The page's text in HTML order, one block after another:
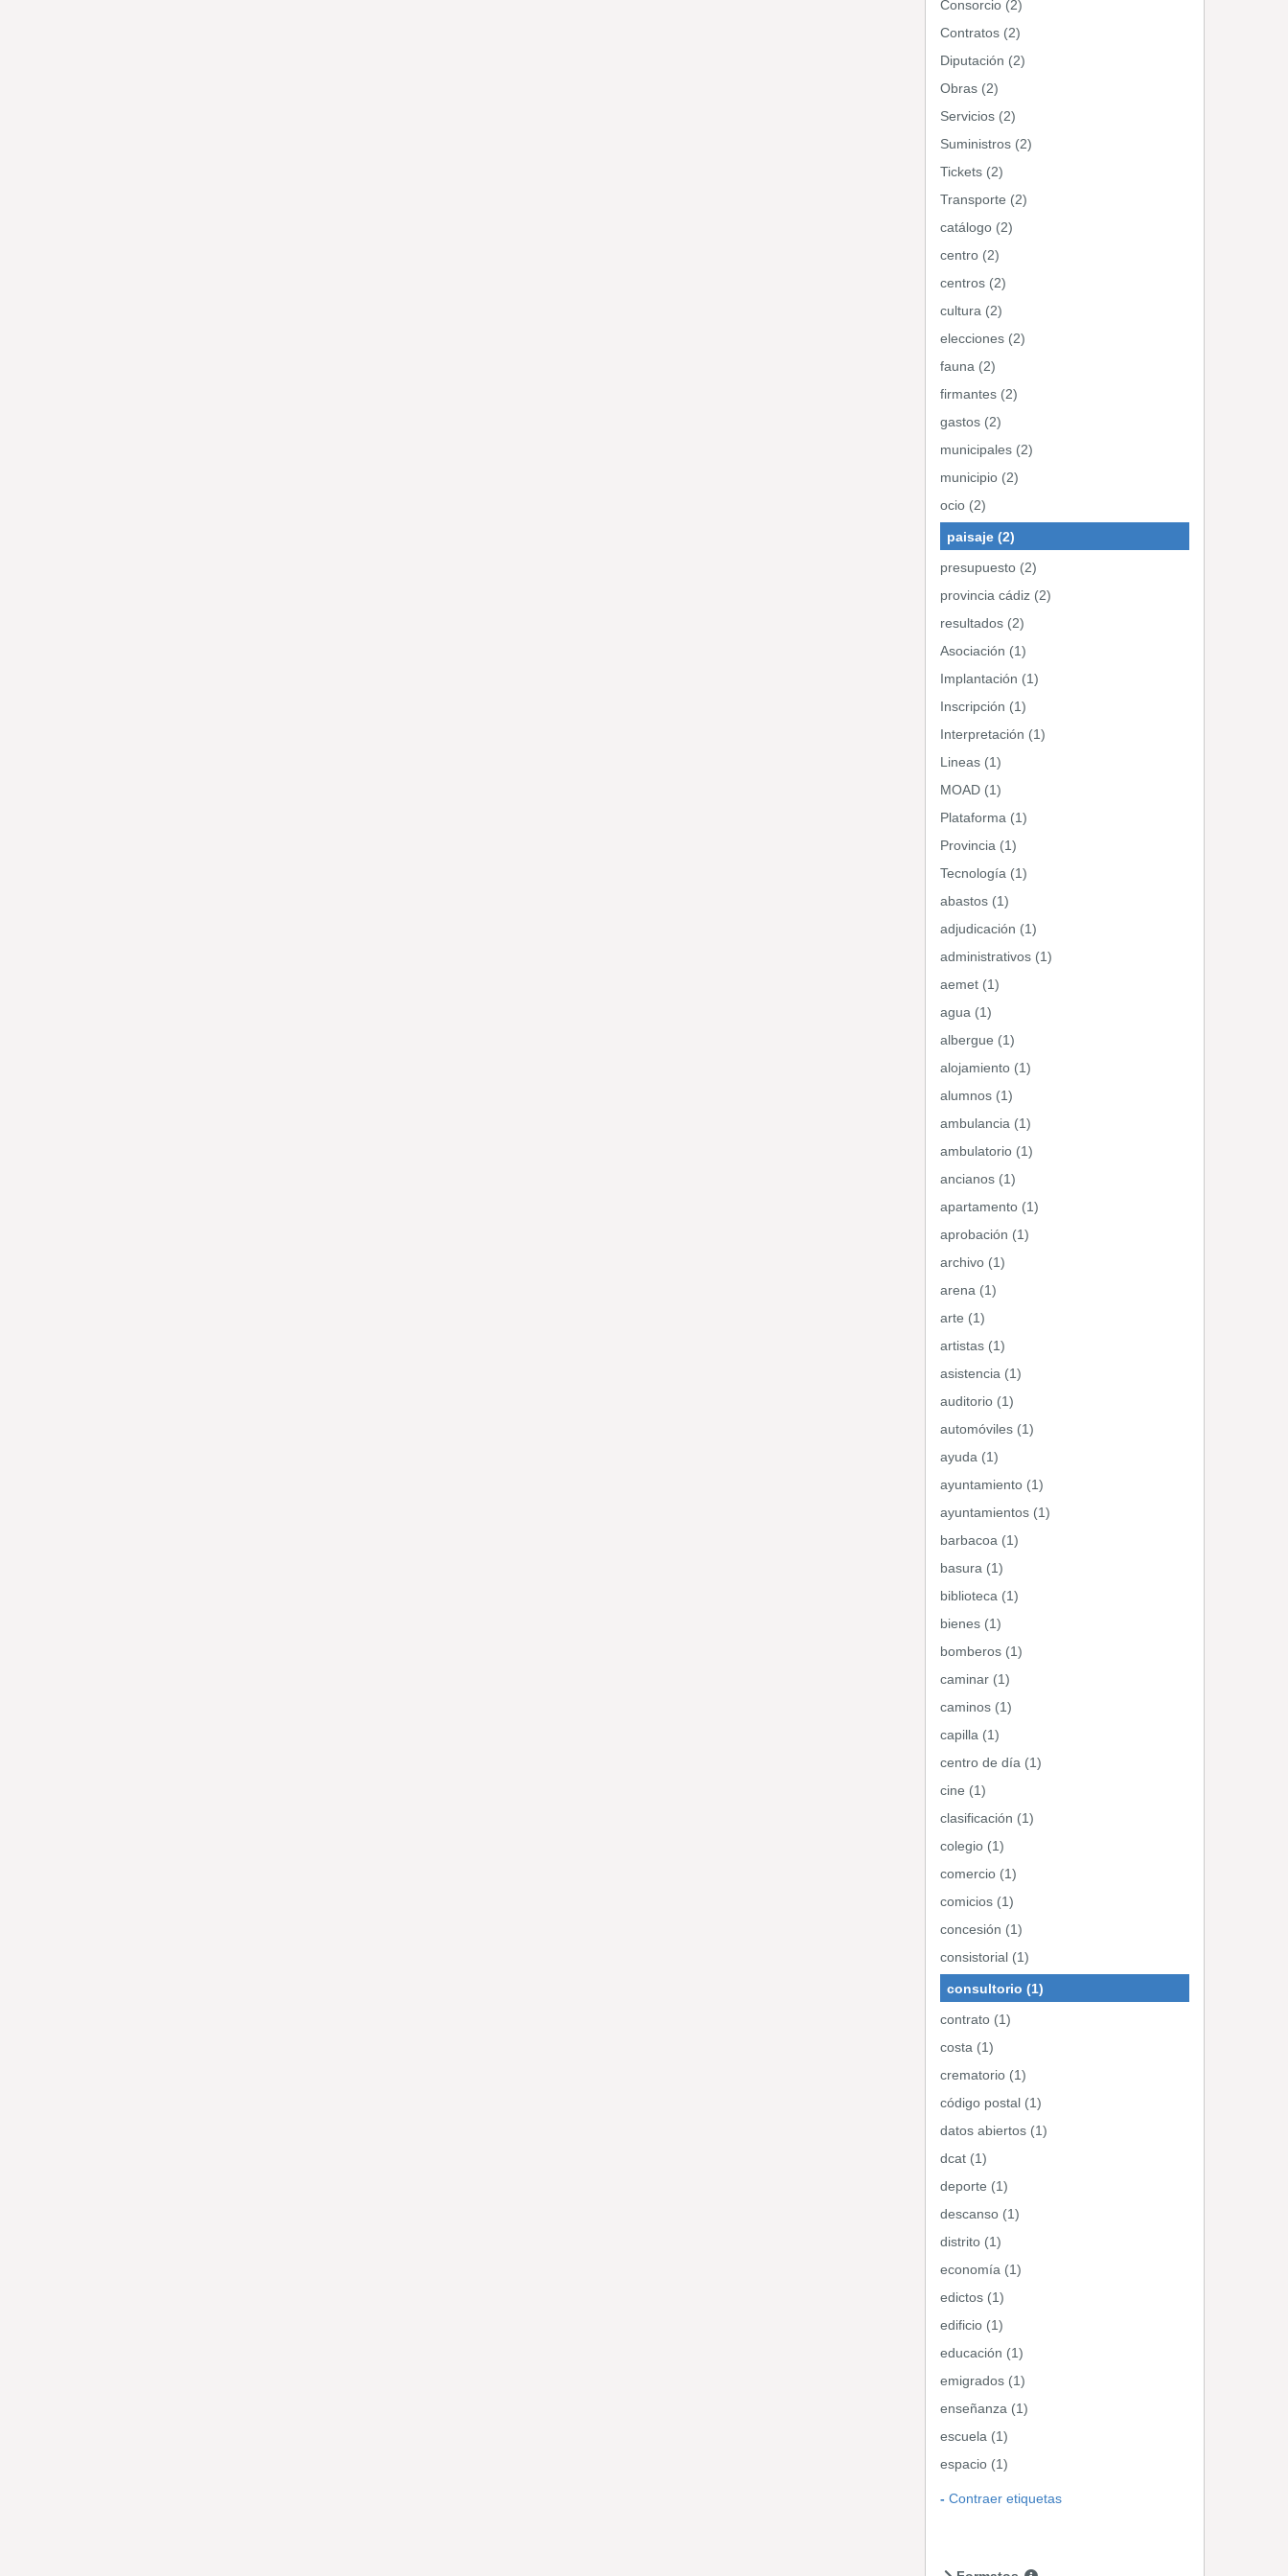
Consorcio (2)
Contratos (2)
Diputación (2)
Obras (2)
Servicios (2)
Suministros (2)
Tickets (2)
Transporte (2)
catálogo (2)
centro (2)
centros (2)
cultura (2)
elecciones (2)
fauna (2)
firmantes (2)
gastos (2)
municipales (2)
municipio (2)
ocio (2)
paisaje (2)
presupuesto (2)
provincia cádiz (2)
resultados (2)
Asociación (1)
Implantación (1)
Inscripción (1)
Interpretación (1)
Lineas (1)
MOAD (1)
Plataforma (1)
Provincia (1)
Tecnología (1)
abastos (1)
adjudicación (1)
administrativos (1)
aemet (1)
agua (1)
albergue (1)
alojamiento (1)
alumnos (1)
ambulancia (1)
ambulatorio (1)
ancianos (1)
apartamento (1)
aprobación (1)
archivo (1)
arena (1)
arte (1)
artistas (1)
asistencia (1)
auditorio (1)
automóviles (1)
ayuda (1)
ayuntamiento (1)
ayuntamientos (1)
barbacoa (1)
basura (1)
biblioteca (1)
bienes (1)
bomberos (1)
caminar (1)
caminos (1)
capilla (1)
centro de día (1)
cine (1)
clasificación (1)
colegio (1)
comercio (1)
comicios (1)
concesión (1)
consistorial (1)
consultorio (1)
contrato (1)
costa (1)
crematorio (1)
código postal (1)
datos abiertos (1)
dcat (1)
deporte (1)
descanso (1)
distrito (1)
economía (1)
edictos (1)
edificio (1)
educación (1)
emigrados (1)
enseñanza (1)
escuela (1)
espacio (1)
Contraer etiquetas